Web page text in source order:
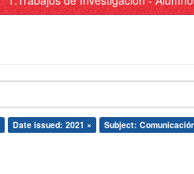
Date issued: 2021 × Subject: